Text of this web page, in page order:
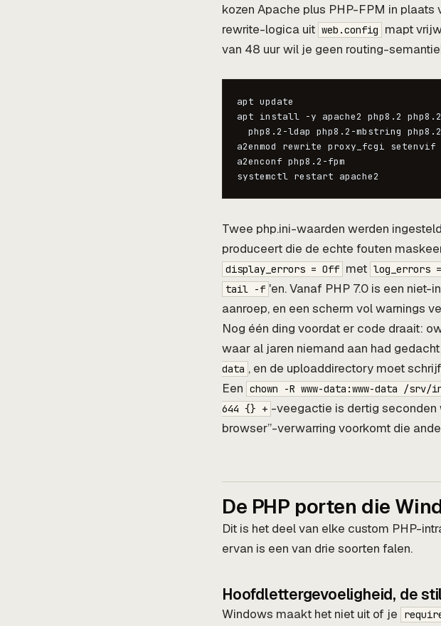
kozen Apache plus PHP-FPM in
rewrite-logica uit web.config mapt
van 48 uur wil je geen routing-
apt update
apt install -y apache2 php8.2
php8.2-ldap php8.2-mbstring
a2enmod rewrite proxy_fcgi setenvif
a2enconf php8.2-fpm
systemctl restart apache2
Twee php.ini-waarden werden
produceert die de echte fouten
display_errors = Off met log_errors =
tail -f 'en. Vanaf PHP 7.0 is een
aanroep, en een scherm vol warnings
Nog één ding voordat er code draait:
waar al jaren niemand aan had
data , en de uploaddirectory moet
Een chown -R www-data:www-data /srv/
644 {} + -veegactie is dertig seconden
browser”-verwarring voorkomt die
De PHP porten die
Dit is het deel van elke custom PHP-
ervan is een van drie soorten falen.
Hoofdlettergevoeligheid, de
Windows maakt het niet uit of je